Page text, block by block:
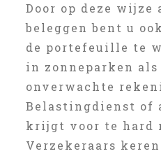
Door op deze wijze
beleggen bent u
de portefeuille te
in zonneparken als
onverwachte
Belastingdienst of
krijgt voor te hard
Verzekeraars